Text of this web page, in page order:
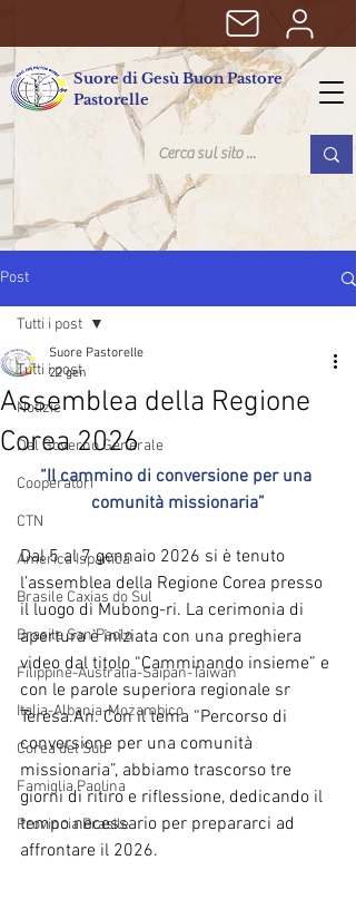
Suore di Gesù Buon Pastore
Pastorelle
Post
Tutti i post
Notizie
Dal Governo Generale
Cooperatori
CTN
America Ispanica
Brasile Caxias do Sul
Brasile San Paolo
Filippine-Australia-Saipan-Taiwan
Italia-Albania-Mozambico
Corea del Sud
Famiglia Paolina
Provincia Brasile
Tutti i post
Assemblea della Regione
Corea 2026
Suore Pastorelle
22 gen
“Il cammino di conversione per una
comunità missionaria”
Dal 5 al 7 gennaio 2026 si è tenuto
l’assemblea della Regione Corea presso
il luogo di Mubong-ri. La cerimonia di
apertura è iniziata con una preghiera
video dal titolo “Camminando insieme” e
con le parole superiora regionale sr
Teresa.An. Con il tema “Percorso di
conversione per una comunità
missionaria”, abbiamo trascorso tre
giorni di ritiro e riflessione, dedicando il
tempo necessario per prepararci ad
affrontare il 2026.